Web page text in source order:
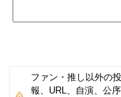
ファン・推し以外の
報、URL、自演、公